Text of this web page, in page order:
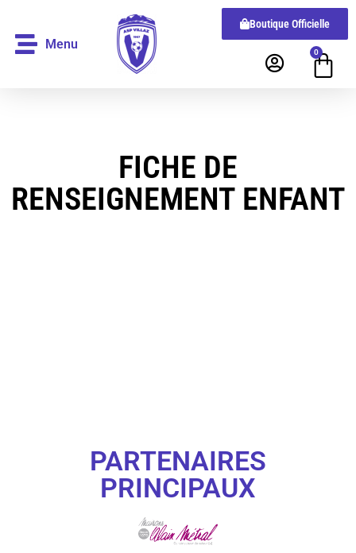
Menu
Boutique Officielle
0
FICHE DE
RENSEIGNEMENT ENFANT
PARTENAIRES
PRINCIPAUX